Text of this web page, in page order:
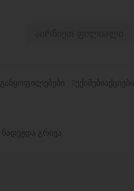
ბათუმი, ასათიანი
ᲒᲐᲜᲧᲝᲤᲘᲚᲔᲑᲔᲑᲘ ᲔᲥᲘᲛᲔᲑᲘᲐᲥᲪᲘᲔᲑᲘ
ნადეჟდა გრივა